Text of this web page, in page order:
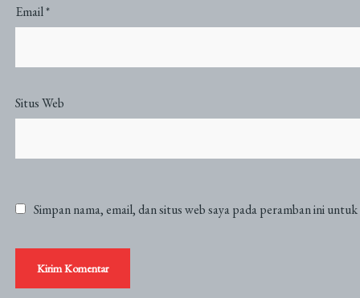
Email*
Situs Web
Simpan nama, email, dan situs web saya pada peramban ini